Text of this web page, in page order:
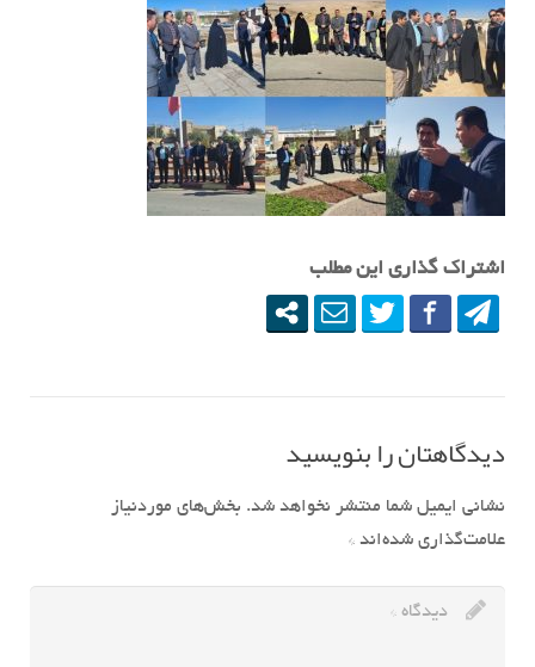
اشتراک گذاری این مطلب
دیدگاهتان را بنویسید
نشانی ایمیل شما منتشر نخواهد شد. بخش‌های موردنیاز
علامت‌گذاری شده‌اند *